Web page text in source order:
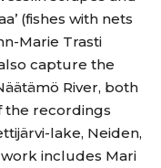
(fishes with nets
Marie Trasti
capture the
River, both
the recordings
lake, Neiden,
includes Mari